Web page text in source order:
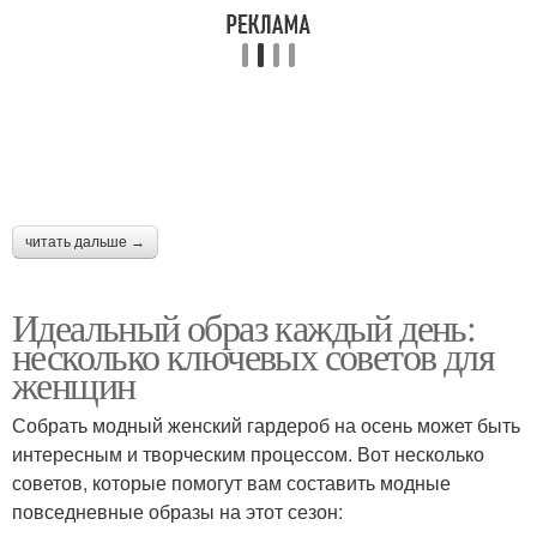
читать дальше →
Идеальный образ каждый день:
несколько ключевых советов для
женщин
Собрать модный женский гардероб на осень может быть
интересным и творческим процессом. Вот несколько
советов, которые помогут вам составить модные
повседневные образы на этот сезон: